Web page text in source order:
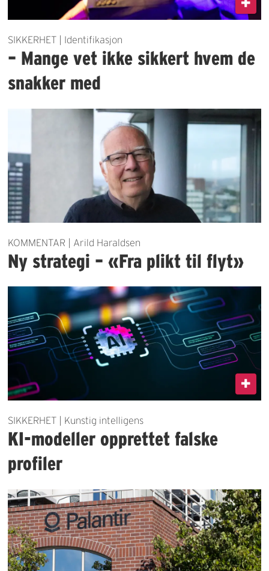
SIKKERHET | Identifikasjon
– Mange vet ikke sikkert hvem de
snakker med
KOMMENTAR | Arild Haraldsen
Ny strategi – «Fra plikt til flyt»
SIKKERHET | Kunstig intelligens
KI-modeller opprettet falske
profiler